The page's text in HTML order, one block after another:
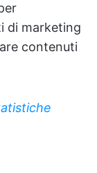
di marketing
contenuti